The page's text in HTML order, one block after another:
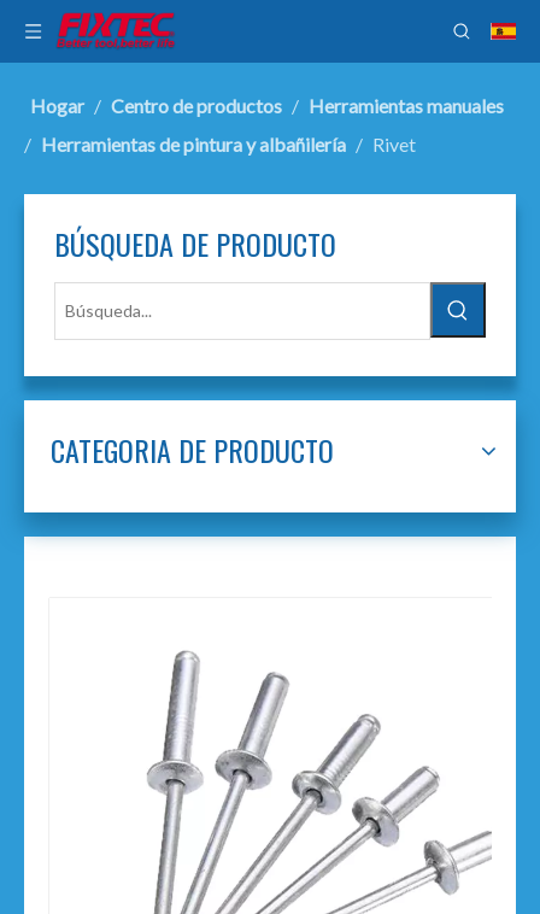
Hogar / Centro de productos / Herramientas manuales
/ Herramientas de pintura y albañilería / Rivet
BÚSQUEDA DE PRODUCTO
CATEGORIA DE PRODUCTO